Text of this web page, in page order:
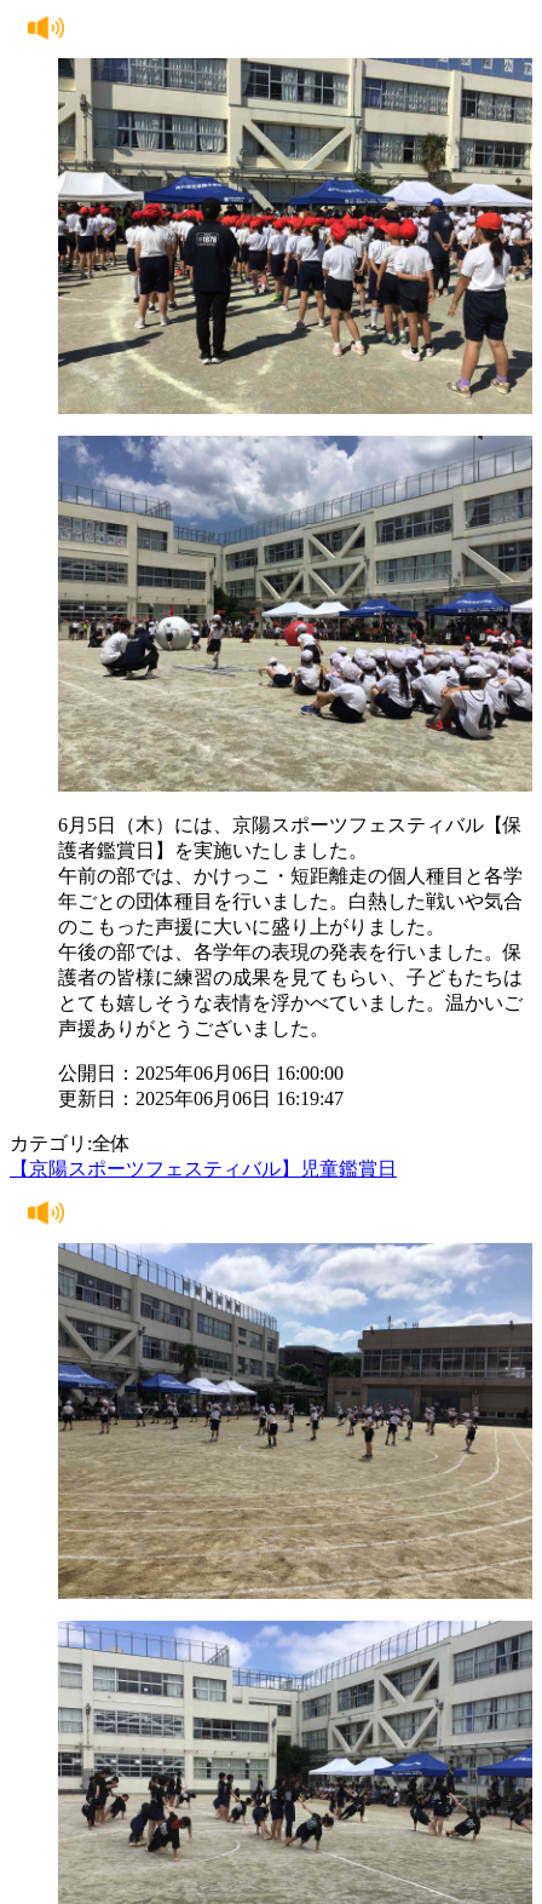
6月5日（木）には、京陽スポーツフェスティバル【保
護者鑑賞日】を実施いたしました。
午前の部では、かけっこ・短距離走の個人種目と各学
年ごとの団体種目を行いました。白熱した戦いや気合
のこもった声援に大いに盛り上がりました。
午後の部では、各学年の表現の発表を行いました。保
護者の皆様に練習の成果を見てもらい、子どもたちは
とても嬉しそうな表情を浮かべていました。温かいご
声援ありがとうございました。
公開日：2025年06月06日 16:00:00
更新日：2025年06月06日 16:19:47
カテゴリ:全体
【京陽スポーツフェスティバル】児童鑑賞日